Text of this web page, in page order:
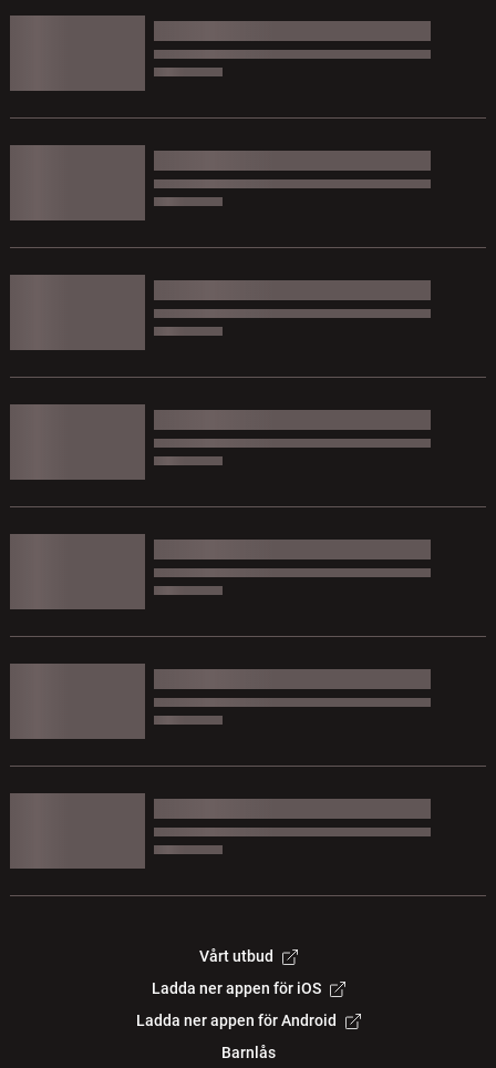
Vårt utbud
Ladda ner appen för iOS
Ladda ner appen för Android
Barnlås